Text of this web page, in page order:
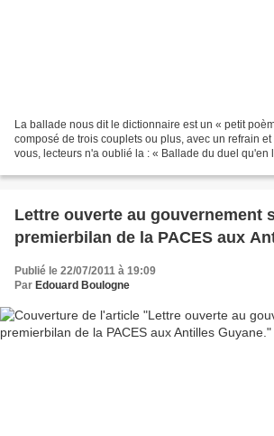
La ballade nous dit le dictionnaire est un « petit
composé de trois couplets ou plus, avec un refrain
vous, lecteurs n'a oublié la : « Ballade du duel qu'en
Lettre ouverte au gouvernement
premierbilan de la PACES aux
Publié le 22/07/2011 à 19:09
Par Edouard Boulogne